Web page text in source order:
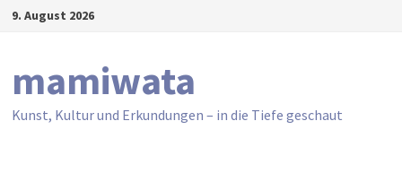
Zum9. August 2026
mamiwata
Kunst, Kultur und Erkundungen – in die Tiefe geschaut